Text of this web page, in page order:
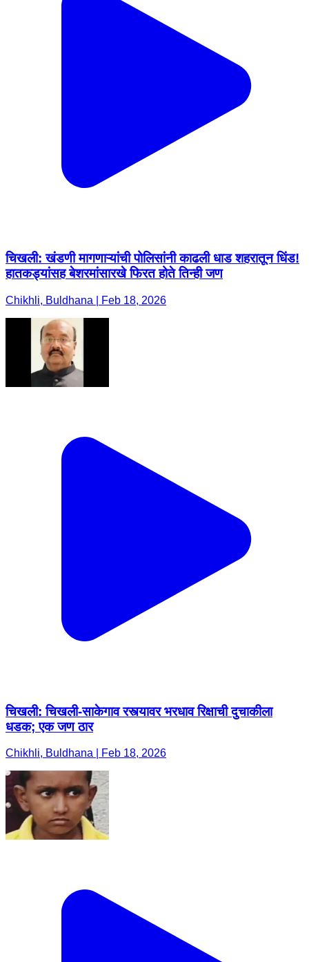
चिखली: खंडणी मागणाऱ्यांची पोलिसांनी काढली धाड शहरातून धिंड!
हातकड्यांसह बेशरमांसारखे फिरत होते तिन्ही जण
Chikhli, Buldhana | Feb 18, 2026
चिखली: चिखली-साकेगाव रस्त्यावर भरधाव रिक्षाची दुचाकीला
धडक; एक जण ठार
Chikhli, Buldhana | Feb 18, 2026